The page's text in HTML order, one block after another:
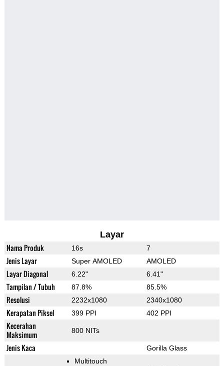
Layar
Nama Produk 16s 7
Jenis Layar Super AMOLED AMOLED
Layar Diagonal 6.22" 6.41"
Tampilan / Tubuh 87.8% 85.5%
Resolusi 2232x1080 2340x1080
Kerapatan Piksel 399 PPI 402 PPI
Kecerahan
Maksimum
800 NITs
Jenis Kaca Gorilla Glass
Multitouch